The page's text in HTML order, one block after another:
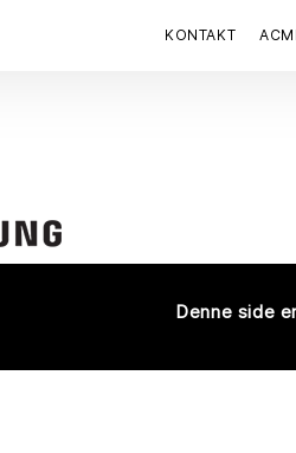
KONTAKT
Denne side